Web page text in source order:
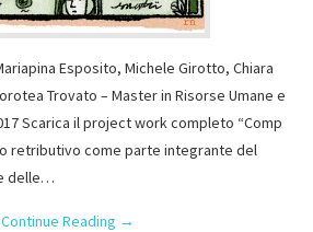
Esposito, Michele Girotto, Chiara
Trovato – Master in Risorse Umane e
Scarica il project work completo “Comp
retributivo come parte integrante del
delle…
Continue Reading →